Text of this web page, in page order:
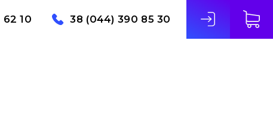
10 38 (044) 390 85 30